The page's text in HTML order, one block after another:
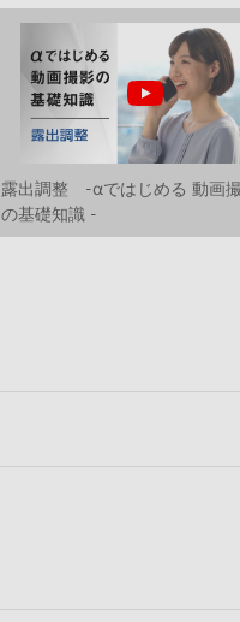
露出調整 -αではじめる 動画
の基礎知識 -